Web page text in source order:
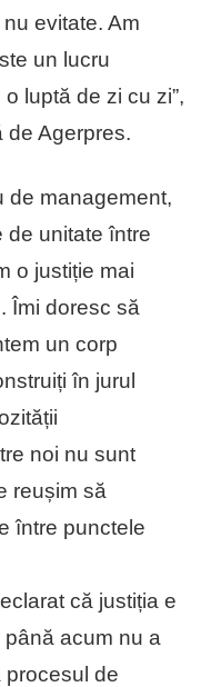
evitate. Am
un lucru
luptă de zi cu zi”,
de Agerpres.
de management,
de unitate între
o justiție mai
Îmi doresc să
un corp
în jurul
noi nu sunt
reușim să
între punctele
că justiția e
până acum nu a
procesul de